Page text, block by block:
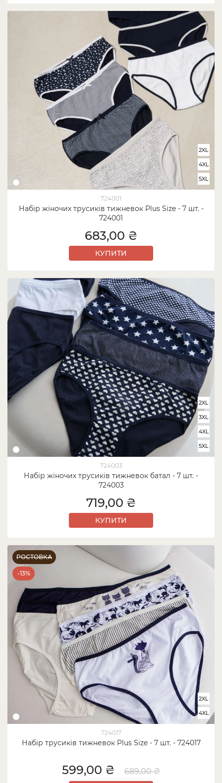
724001
Набір жіночих трусиків тижневок Plus Size - 7 шт. -
724001
2XL
4XL
5XL
683,00 ₴
КУПИТИ
724003
Набір жіночих трусиків тижневок батал - 7 шт. -
724003
2XL
3XL
4XL
5XL
719,00 ₴
КУПИТИ
РОСТОВКА
-13%
724017
Набір трусиків тижневок Plus Size - 7 шт. - 724017
2XL
4XL
599,00 ₴ 689,00 ₴